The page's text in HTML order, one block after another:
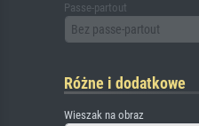
Passe-partout
Bez passe-partout
Różne i dodatkowe
Wieszak na obraz